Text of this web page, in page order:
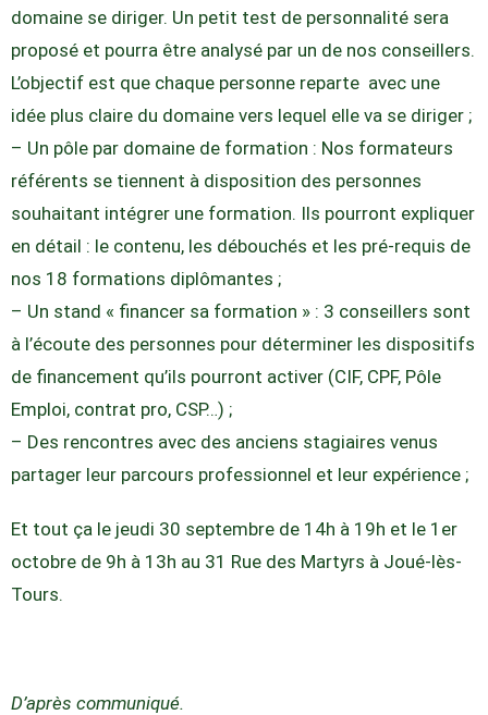
domaine se diriger. Un petit test de personnalité sera
proposé et pourra être analysé par un de nos conseillers.
L’objectif est que chaque personne reparte avec une
idée plus claire du domaine vers lequel elle va se diriger ;
– Un pôle par domaine de formation : Nos formateurs
référents se tiennent à disposition des personnes
souhaitant intégrer une formation. Ils pourront expliquer
en détail : le contenu, les débouchés et les pré-requis de
nos 18 formations diplômantes ;
– Un stand « financer sa formation » : 3 conseillers sont
à l’écoute des personnes pour déterminer les dispositifs
de financement qu’ils pourront activer (CIF, CPF, Pôle
Emploi, contrat pro, CSP…) ;
– Des rencontres avec des anciens stagiaires venus
partager leur parcours professionnel et leur expérience ;
Et tout ça le jeudi 30 septembre de 14h à 19h et le 1er
octobre de 9h à 13h au 31 Rue des Martyrs à Joué-lès-
Tours.
D’après communiqué.